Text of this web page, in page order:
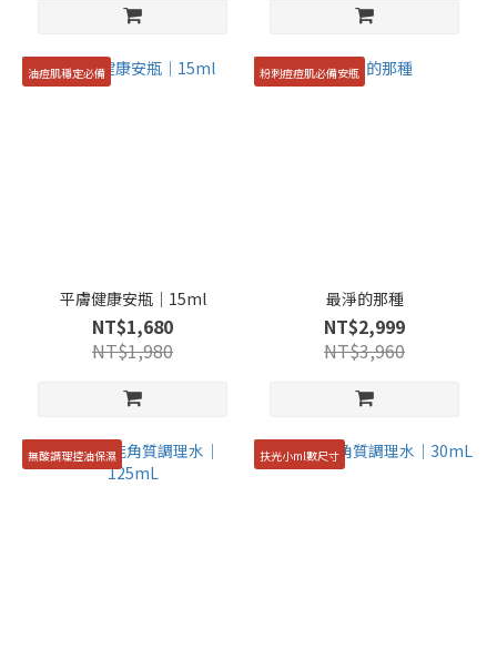
油痘肌穩定必備
平膚健康安瓶｜15ml
NT$1,680
NT$1,980
粉刺痘痘肌必備安瓶
最淨的那種
NT$2,999
NT$3,960
無酸調理控油保濕 扶光小ml數尺寸